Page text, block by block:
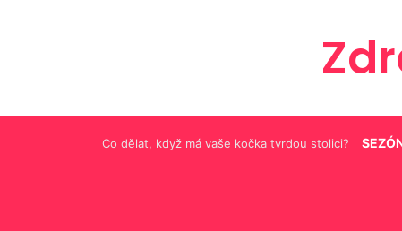
Co dělat, když má vaše kočka tvrdou stolici?